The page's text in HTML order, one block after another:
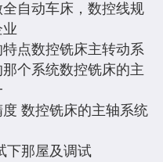
自动车床，数控线规
点数控铣床主转动系
个系统数控铣床的主
数控铣床的主轴系统
下那屋及调试